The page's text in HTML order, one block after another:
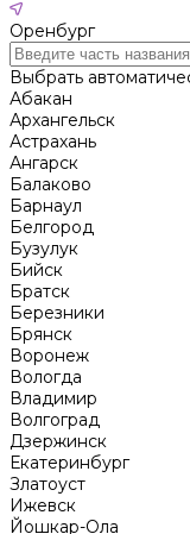
Оренбург
Выбрать
Абакан
Архангельск
Астрахань
Ангарск
Балаково
Барнаул
Белгород
Бузулук
Бийск
Братск
Березники
Брянск
Воронеж
Вологда
Владимир
Волгоград
Дзержинск
Екатеринбург
Златоуст
Ижевск
Йошкар-Ола